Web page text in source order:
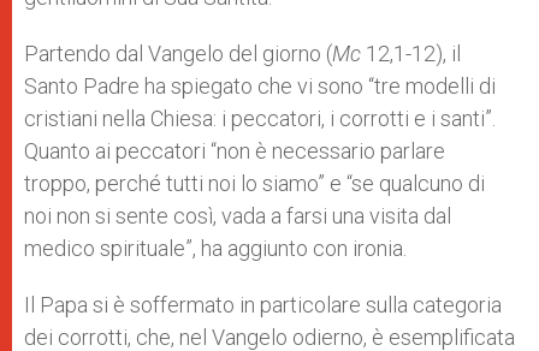
Partendo dal Vangelo del giorno (Mc 12,1-12), il
Santo Padre ha spiegato che vi sono “tre modelli di
cristiani nella Chiesa: i peccatori, i corrotti e i santi”.
Quanto ai peccatori “non è necessario parlare
troppo, perché tutti noi lo siamo” e “se qualcuno di
noi non si sente così, vada a farsi una visita dal
medico spirituale”, ha aggiunto con ironia.
Il Papa si è soffermato in particolare sulla categoria
dei corrotti, che, nel Vangelo odierno, è esemplificata